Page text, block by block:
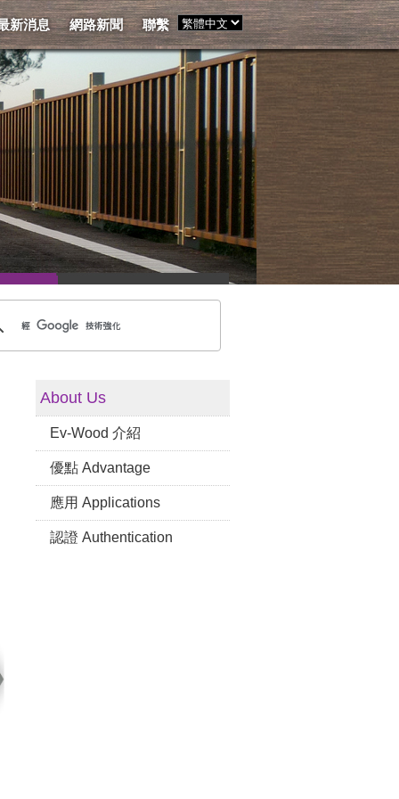
新消息 網路新聞 聯繫
About Us
Ev-Wood 介紹
優點 Advantage
應用 Applications
認證 Authentication